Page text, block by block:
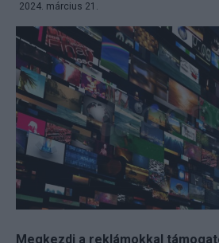
2024. március 21.
Megkezdi a reklámokkal